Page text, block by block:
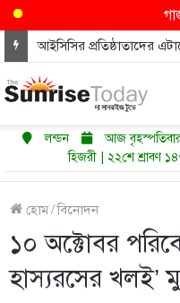
লন্ডন
আজ
হিজরী | ২২শে শ্রাবণ
হোম/বিনোদন
১০ অক্টোবর
হাস্যরসের খলই’